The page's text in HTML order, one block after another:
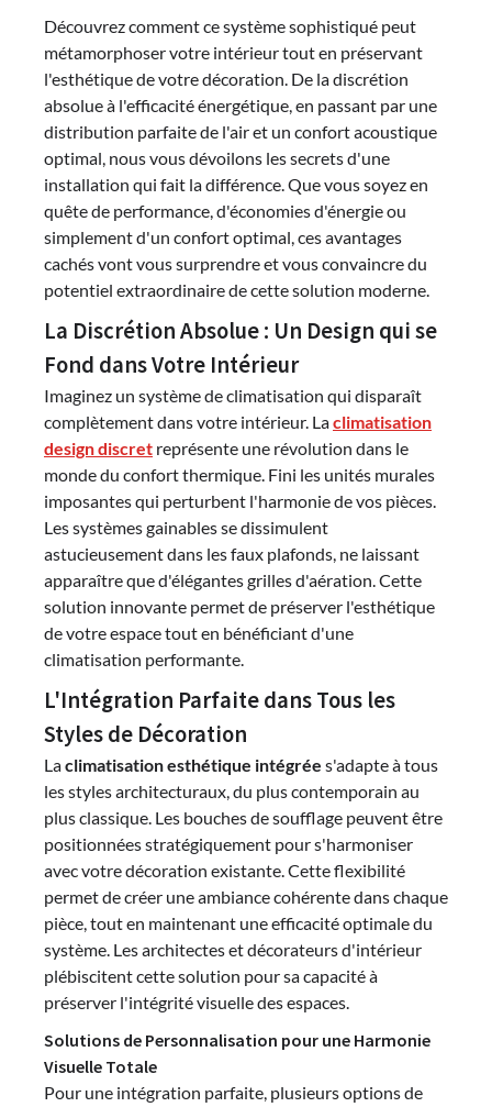
Découvrez comment ce système sophistiqué peut
métamorphoser votre intérieur tout en préservant
l'esthétique de votre décoration. De la discrétion
absolue à l'efficacité énergétique, en passant par une
distribution parfaite de l'air et un confort acoustique
optimal, nous vous dévoilons les secrets d'une
installation qui fait la différence. Que vous soyez en
quête de performance, d'économies d'énergie ou
simplement d'un confort optimal, ces avantages
cachés vont vous surprendre et vous convaincre du
potentiel extraordinaire de cette solution moderne.
La Discrétion Absolue : Un Design qui se
Fond dans Votre Intérieur
Imaginez un système de climatisation qui disparaît
complètement dans votre intérieur. Laclimatisation
design discret représente une révolution dans le
monde du confort thermique. Fini les unités murales
imposantes qui perturbent l'harmonie de vos pièces.
Les systèmes gainables se dissimulent
astucieusement dans les faux plafonds, ne laissant
apparaître que d'élégantes grilles d'aération. Cette
solution innovante permet de préserver l'esthétique
de votre espace tout en bénéficiant d'une
climatisation performante.
L'Intégration Parfaite dans Tous les
Styles de Décoration
Laclimatisation esthétique intégrée s'adapte à tous
les styles architecturaux, du plus contemporain au
plus classique. Les bouches de soufflage peuvent être
positionnées stratégiquement pour s'harmoniser
avec votre décoration existante. Cette flexibilité
permet de créer une ambiance cohérente dans chaque
pièce, tout en maintenant une efficacité optimale du
système. Les architectes et décorateurs d'intérieur
plébiscitent cette solution pour sa capacité à
préserver l'intégrité visuelle des espaces.
Solutions de Personnalisation pour une Harmonie
Visuelle Totale
Pour une intégration parfaite, plusieurs options de